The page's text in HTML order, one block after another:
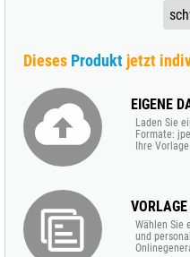
Dieses Produkt jetzt
EIGENE
Laden Sie
Formate:
Ihre
Wählen Sie
und